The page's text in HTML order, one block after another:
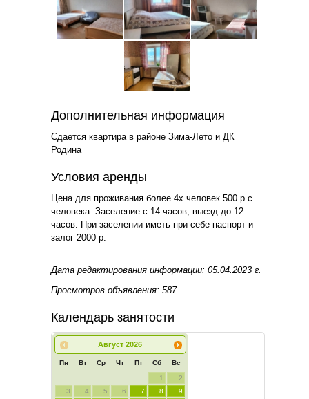
Дополнительная информация
Сдается квартира в районе Зима-Лето и ДК
Родина
Условия аренды
Цена для проживания более 4х человек 500 р с
человека. Заселение с 14 часов, выезд до 12
часов. При заселении иметь при себе паспорт и
залог 2000 р.
Дата редактирования информации: 05.04.2023 г.
Просмотров объявления: 587.
Календарь занятости
Август 2026
Пн Вт Ср Чт Пт Сб Вс
1
2
3
4 5 6 7 8
9